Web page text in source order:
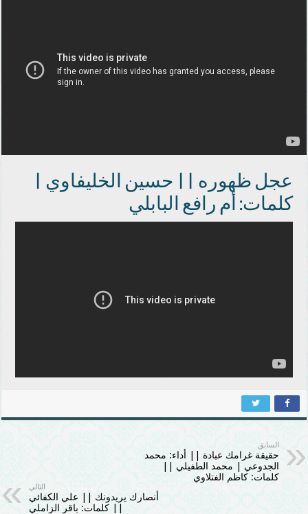
عجل ظهوره || حسين الخليفاوي |
كلمات: أم رافع البابلي
السابق
حقيقة غرامك عبادة || أداء: محمد
الجدوعي | محمد الطفيلي ||
كلمات: كاظم الفتلاوي
التالي
أنصارك يريدونك || علي الكفائي
|| كلمات: باقر الزاملي